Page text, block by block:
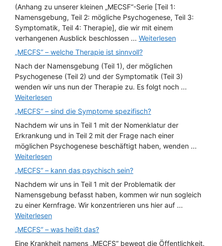
(Anhang zu unserer kleinen „MECSF“-Serie [Teil 1:
Namensgebung, Teil 2: mögliche Psychogenese, Teil 3:
Symptomatik, Teil 4: Therapie], die wir mit einem
verhangenen Ausblick beschlossen ... Weiterlesen
„MECFS“ – welche Therapie ist sinnvoll?
Nach der Namensgebung (Teil 1), der möglichen
Psychogenese (Teil 2) und der Symptomatik (Teil 3)
wenden wir uns nun der Therapie zu. Es folgt noch ...
Weiterlesen
„MECFS“ – sind die Symptome spezifisch?
Nachdem wir uns in Teil 1 mit der Nomenklatur der
Erkrankung und in Teil 2 mit der Frage nach einer
möglichen Psychogenese beschäftigt haben, wenden ...
Weiterlesen
„MECFS“ – kann das psychisch sein?
Nachdem wir uns in Teil 1 mit der Problematik der
Namensgebung befasst haben, kommen wir nun sogleich
zu einer Kernfrage. Wir konzentrieren uns hier auf ...
Weiterlesen
„MECFS“ – was heißt das?
Eine Krankheit namens „MECFS“ bewegt die Öffentlichkeit.